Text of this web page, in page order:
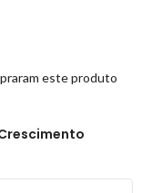
este produto